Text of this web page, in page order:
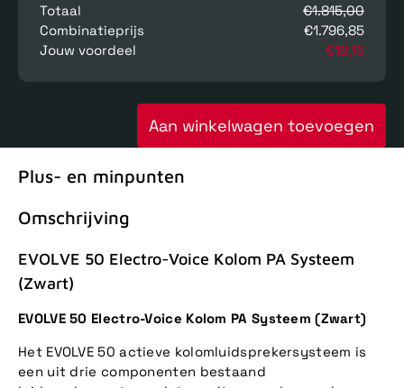
Totaal
€1.815,00
Combinatieprijs
€1.796,85
Jouw voordeel
€18,15
Aan winkelwagen toevoegen
Plus- en minpunten
Omschrijving
EVOLVE 50 Electro-Voice Kolom PA Systeem
(Zwart)
EVOLVE 50 Electro-Voice Kolom PA Systeem (Zwart)
Het EVOLVE 50 actieve kolomluidsprekersysteem is
een uit drie componenten bestaand